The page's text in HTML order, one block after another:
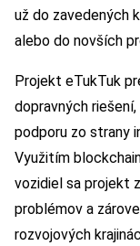
už do zavedených
alebo do novších
Projekt eTukTuk
dopravných
podporu zo strany
Využitím
vozidiel sa projekt
problémov a
rozvojových